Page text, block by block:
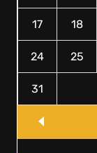
17 18
24 25
31